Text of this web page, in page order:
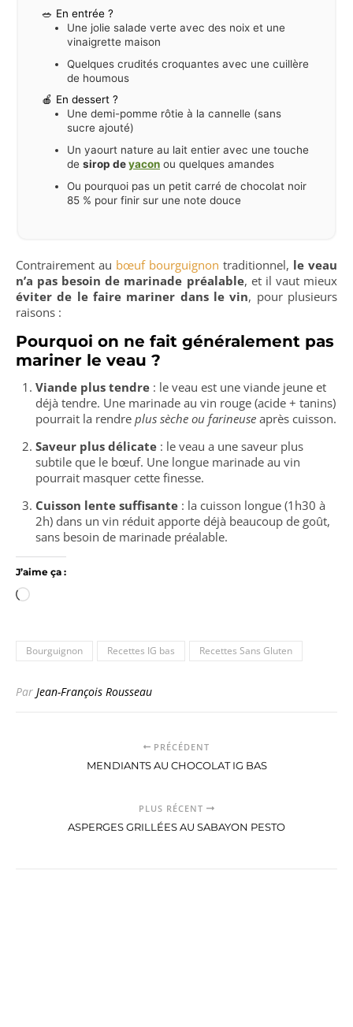
🥗 En entrée ?
Une jolie salade verte avec des noix et une
vinaigrette maison
Quelques crudités croquantes avec une cuillère
de houmous
🍎 En dessert ?
Une demi-pomme rôtie à la cannelle (sans
sucre ajouté)
Un yaourt nature au lait entier avec une touche
de sirop deyacon ou quelques amandes
Ou pourquoi pas un petit carré de chocolat noir
85 % pour finir sur une note douce
Contrairement au bœuf bourguignon traditionnel, le veau
n’a pas besoin de marinade préalable, et il vaut mieux
éviter de le faire mariner dans le vin, pour plusieurs
raisons :
Pourquoi on ne fait généralement pas
mariner le veau ?
Viande plus tendre : le veau est une viande jeune et
déjà tendre. Une marinade au vin rouge (acide + tanins)
pourrait la rendre plus sèche ou farineuse après cuisson.
Saveur plus délicate : le veau a une saveur plus
subtile que le bœuf. Une longue marinade au vin
pourrait masquer cette finesse.
Cuisson lente suffisante : la cuisson longue (1h30 à
2h) dans un vin réduit apporte déjà beaucoup de goût,
sans besoin de marinade préalable.
J’aime ça :
Chargement…
Bourguignon Recettes IG bas Recettes Sans Gluten
Par Jean-François Rousseau
PRÉCÉDENT
MENDIANTS AU CHOCOLAT IG BAS
PLUS RÉCENT
ASPERGES GRILLÉES AU SABAYON PESTO